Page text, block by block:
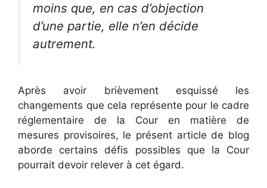
moins que, en cas d’objection
d’une partie, elle n’en décide
autrement.
Après avoir brièvement esquissé les
changements que cela représente pour le cadre
réglementaire de la Cour en matière de
mesures provisoires, le présent article de blog
aborde certains défis possibles que la Cour
pourrait devoir relever à cet égard.